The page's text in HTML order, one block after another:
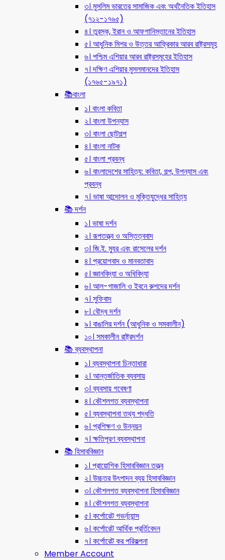
৩। মুসলিম ভারতের সামাজিক এবং অর্থনৈতিক ইতিহাস
(৭১২-১৭৬৫)
৪। তুরস্ক, ইরান ও আফগানিস্তানের ইতিহাস
৫। আধুনিক মিশর ও উত্তর আফ্রিকার আরব রাষ্ট্রসমূহ
৬। পশ্চিম এশিয়ার আরব রাষ্ট্রসমূহের ইতিহাস
৭। দক্ষিণ এশিয়ার মুসলমানদের ইতিহাস
(১৭৬৫-১৯৭১)
📚বাংলা
১। বাংলা কবিতা
২। বাংলা উপন্যাস
৩। বাংলা ছোটগল্প
৪। বাংলা নাটক
৫। বাংলা প্রবন্ধ
৬। বাংলাদেশের সাহিত্য: কবিতা, গল্প, উপন্যাস এবং
প্রবন্ধ
৭। ভাষা আন্দোলন ও মুক্তিযুদ্ধের সাহিত্য
📚 দর্শন
১। ভাষা দর্শন
২। রূপতত্ত্ব ও অস্তিত্ববাদ
৩। জি.ই. ম্যুর এবং রাসেলের দর্শন
৪। প্রয়োগবাদ ও মানবতাবাদ
৫। জ্ঞানবিদ্যা ও অধিবিদ্যা
৬। আল-গাজালি ও ইবনে রুশদের দর্শন
৭। সুফিবাদ
৮। বৌদ্ধ দর্শন
৯। বাঙালির দর্শন (আধুনিক ও সমকালীন)
১০। সমকালীন রাষ্ট্রদর্শন
📚 ব্যবস্থাপনা
১। ব্যবস্থাপনা চিন্তাধারা
২। আন্তর্জাতিক ব্যবসায়
৩। ব্যবসায় গবেষণা
৪। কৌশলগত ব্যবস্থাপনা
৫। ব্যবস্থাপনা তথ্য পদ্ধতি
৬। প্রশিক্ষণ ও উন্নয়ন
৭। ক্ষতিপূরণ ব্যবস্থাপনা
📚 হিসাববিজ্ঞান
১। প্রায়োগিক হিসাববিজ্ঞান তত্ত্ব
২। উচ্চতর উৎপাদন ব্যয় হিসাববিজ্ঞান
৩। কৌশলগত ব্যবস্থাপনা হিসাববিজ্ঞান
৪। কৌশলগত ব্যবস্থাপনা
৫। কর্পোরেট গভর্ন্য্যান্স
৬। কর্পোরেট আর্থিক প্রর্তিবেদন
৭। কর্পোরেট কর পরিকল্পনা
Member Account